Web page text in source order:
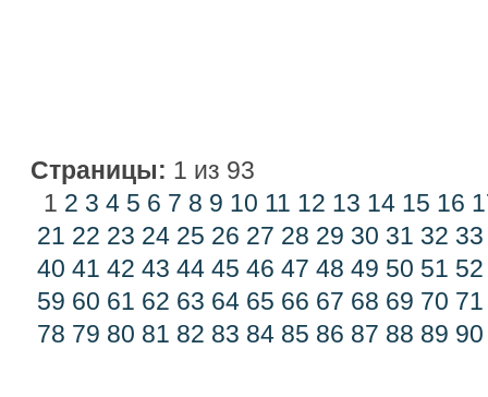
Страницы: 1 из 93
1 2 3 4 5 6 7 8 9 10 11 12 13 14 15 16
21 22 23 24 25 26 27 28 29 30 31 32 33
40 41 42 43 44 45 46 47 48 49 50 51 52
59 60 61 62 63 64 65 66 67 68 69 70 71
78 79 80 81 82 83 84 85 86 87 88 89 90